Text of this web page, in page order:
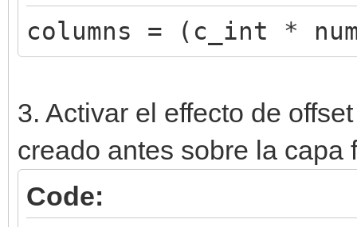
columns = (c_int *
3. Activar el effecto de
creado antes sobre la capa
Code: